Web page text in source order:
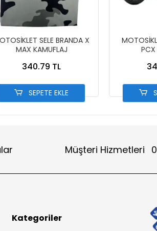
SELE BRANDA X
MAX KAMUFLAJ
340.79 TL
SEPETE EKLE
PCX
Müşteri Hizmetleri
Kategoriler